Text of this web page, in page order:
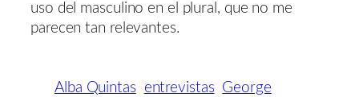
uso del masculino en el plural, que no me
parecen tan relevantes.
Alba Quintas entrevistas George